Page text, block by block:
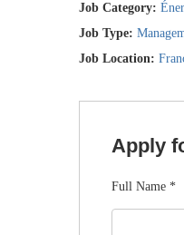
Job Category:
Job Type:
Job Location:
Apply
Full Name *